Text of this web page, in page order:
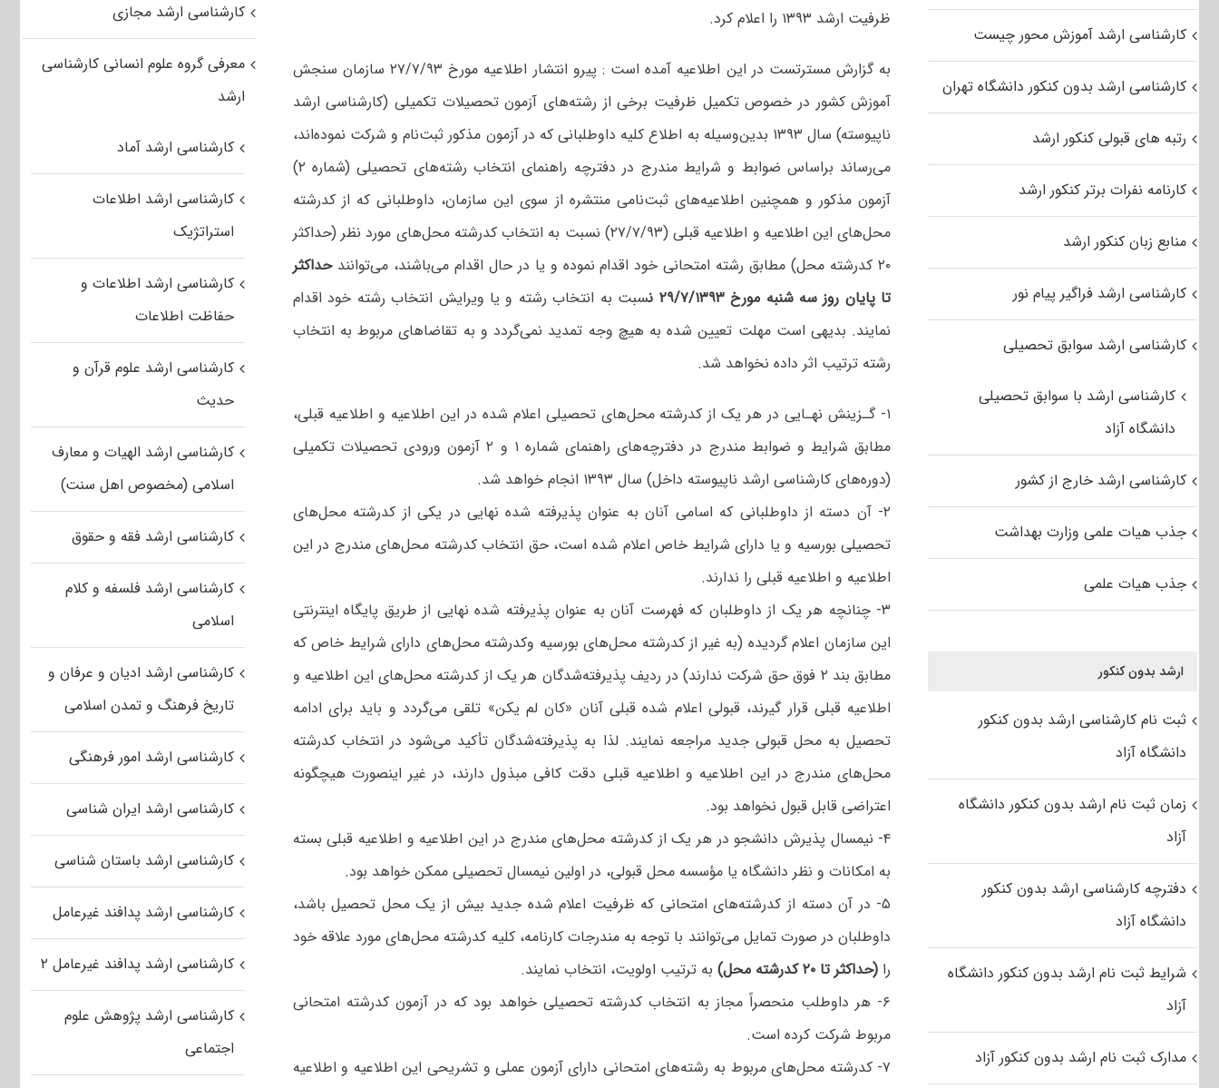
ظرفیت ارشد ۱۳۹۳ را اعلام کرد.
به گزارش مسترتست در این اطلاعیه آمده است : پیرو
انتشار اطلاعیه مورخ ۲۷/۷/۹۳ سازمان سنجش
آموزش کشور در خصوص تکمیل ظرفیت برخی از رشته‌های آزمون تحصیلات تکمیلی (کارشناسی ارشد
ناپیوسته) سال ۱۳۹۳ بدین‌وسیله‌ به ‌اطلاع‌ کلیه داوطلبانی که در آزمون مذکور ثبت‌نام و شرکت نموده‌‌اند،
می‌رساند براساس ضوابط و شرایط مندرج در دفترچه راهنمای انتخاب رشته‌های تحصیلی (شماره ۲)
آزمون مذکور و همچنین اطلاعیه‌های ثبت‌نامی منتشره از سوی این سازمان، داوطلبانی که از کدرشته
محل‌های این اطلاعیه و اطلاعیه قبلی (۲۷/۷/۹۳) نسبت به انتخاب کدرشته محل‌های مورد نظر (حداکثر
۲۰ کدرشته محل) مطابق رشته امتحانی خود اقدام نموده و یا در حال اقدام می‌باشند، می‌توانند
حداکثر
تا پایان روز سه شنبه مورخ ۲۹/۷/۱۳۹۳ ن
سبت به انتخاب رشته و یا ویرایش انتخاب رشته خود اقدام
نمایند. بدیهی است مهلت تعیین شده به هیچ وجه تمدید نمی‌گردد و به تقاضاهای مربوط به انتخاب
رشته ترتیب اثر داده نخواهد شد.
۱‌- گـزینش‌ نهـایی‌ در هر یک‌ از کدرشته‌‌ محل‌های تحصیلی‌ اعلام شده در این اطلاعیه و اطلاعیه قبلی،
مطابق‌ شرایط و ضوابط مندرج‌ در دفترچه‌های‌ راهنمای شماره‌ ۱ و ۲ آزمون‌ ورودی‌ تحصیلات ‌تکمیلی‌
(دوره‌‌های‌ کارشناسی‌ ارشد ناپیوسته‌ داخل‌) سال‌ ۱۳۹۳ انجام‌ خواهد شد.
۲‌-‌ آن‌ دسته‌ از داوطلبانی‌ که‌ اسامی‌ آنان‌ به‌ عنوان‌ پذیرفته‌ شده‌ نهایی‌ در یکی‌ از کدرشته‌ محل‌های‌
تحصیلی‌ بورسیه‌ و یا دارای‌ شرایط خاص‌ اعلام‌ شده ‌است، حق‌ انتخاب کدرشته محل‌های مندرج در این
اطلاعیه و اطلاعیه قبلی را ندارند.
۳‌- چنانچه‌ هر یک ‌از داوطلبان که ‌فهرست‌ آنان‌ به‌ عنوان‌ پذیرفته‌ شده‌ نهایی‌ از طریق پایگاه اینترنتی
این سازمان اعلام ‌گردیده‌ (به‌ غیر از کدرشته محل‌های‌ بورسیه‌ وکدرشته‌ محل‌های‌ دارای‌ شرایط خاص‌ که‌
مطابق‌ بند ۲ فوق‌ حق‌ شرکت‌ ندارند) در ردیف‌ پذیرفته‌شدگان‌ هر یک ‌از کدرشته‌ محل‌های این اطلاعیه و
اطلاعیه قبلی قرار گیرند، قبولی‌ اعلام شده قبلی ‌آنان‌ «کان‌ لم‌ یکن»‌ تلقی‌ می‌گردد و باید برای‌ ادامه
‌تحصیل‌ به‌ محل‌ قبولی‌ جدید مراجعه‌ نمایند. لذا به‌ پذیرفته‌شدگان‌ تأکید می‌شود در انتخاب کدرشته
محل‌های مندرج در این اطلاعیه و اطلاعیه قبلی دقت‌ کافی‌ مبذول‌ دارند، در غیر اینصورت‌ هیچگونه‌
اعتراضی‌ قابل‌ قبول‌ نخواهد بود.
۴- نیمسال پذیرش دانشجو در هر یک از کدرشته محل‌های مندرج در این اطلاعیه و اطلاعیه قبلی بسته
به امکانات و نظر دانشگاه یا مؤسسه محل قبولی، در اولین نیمسال تحصیلی ممکن خواهد بود.
۵- در آن‌ دسته‌ از کدرشته‌های‌ امتحانی‌ که‌ ظرفیت‌ اعلام‌ شده‌ جدید بیش‌ از یک‌ محل‌ تحصیل‌ باشد،
داوطلبان‌ در صورت‌ تمایل ‌می‌‌توانند با توجه به مندرجات کارنامه، کلیه‌ کدرشته‌ محل‌های‌ مورد علاقه‌ خود
را (حداکثر تا ۲۰ کدرشته محل)
به ترتیب‌ اولویت، انتخاب‌ نمایند.
۶- هر داوطلب‌ منحصراً مجاز به‌ انتخاب‌ کدرشته‌ تحصیلی‌ خواهد بود که‌ در آزمون کدرشته‌ امتحانی‌
مربوط شرکت‌ کرده‌ است.
۷- کدرشته محل‌های مربوط به رشته‌های امتحانی دارای آزمون عملی و تشریحی این اطلاعیه و اطلاعیه
کارشناسی ارشد مجازی
معرفی گروه علوم انسانی کارشناسی
ارشد
کارشناسی ارشد آماد
کارشناسی ارشد اطلاعات
استراتژیک
کارشناسی ارشد اطلاعات و
حفاظت اطلاعات
کارشناسی ارشد علوم قرآن و
حدیث
کارشناسی ارشد الهیات و معارف
اسلامی (مخصوص اهل سنت)
کارشناسی ارشد فقه و حقوق
کارشناسی ارشد فلسفه و کلام
اسلامی
کارشناسی ارشد ادیان و عرفان و
تاریخ فرهنگ و تمدن اسلامی
کارشناسی ارشد امور فرهنگی
کارشناسی ارشد ایران شناسی
کارشناسی ارشد باستان شناسی
کارشناسی ارشد پدافند غیرعامل
کارشناسی ارشد پدافند غیرعامل ۲
کارشناسی ارشد پژوهش علوم
اجتماعی
کارشناسی ارشد آموزش محور چیست
کارشناسی ارشد بدون کنکور دانشگاه تهران
رتبه های قبولی کنکور ارشد
کارنامه نفرات برتر کنکور ارشد
منابع زبان کنکور ارشد
کارشناسی ارشد فراگیر پیام نور
کارشناسی ارشد سوابق تحصیلی
کارشناسی ارشد با سوابق تحصیلی
دانشگاه آزاد
کارشناسی ارشد خارج از کشور
جذب هیات علمی وزارت بهداشت
جذب هیات علمی
ارشد بدون کنکور
ثبت نام کارشناسی ارشد بدون کنکور
دانشگاه آزاد
زمان ثبت نام ارشد بدون کنکور دانشگاه
آزاد
دفترچه کارشناسی ارشد بدون کنکور
دانشگاه آزاد
شرایط ثبت نام ارشد بدون کنکور دانشگاه
آزاد
مدارک ثبت نام ارشد بدون کنکور آزاد